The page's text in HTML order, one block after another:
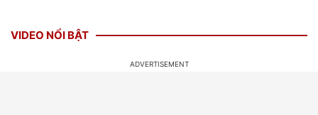
VIDEO NỔI BẬT